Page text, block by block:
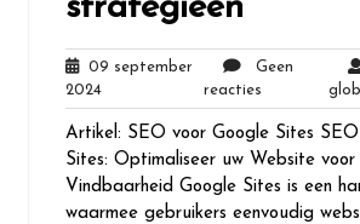
strategieën
09 september
202409
september
2024
Geen
reactiesGeen
reacties
Artikel: SEO voor Google Sites
Sites: Optimaliseer uw Website
Vindbaarheid Google Sites is een
waarmee gebruikers eenvoudig